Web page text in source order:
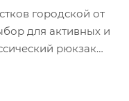
городской от
для активных и
рюкзак